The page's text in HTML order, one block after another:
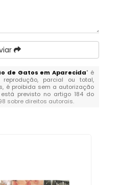
de Gatos em Aparecida" é
parcial ou total,
é proibida sem a autorização
previsto no artigo 184 do
sobre direitos autorais.